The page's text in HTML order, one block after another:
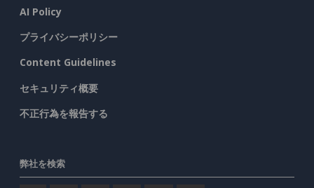
AI Policy
プライバシーポリシー
Content Guidelines
セキュリティ概要
不正行為を報告する
弊社を検索